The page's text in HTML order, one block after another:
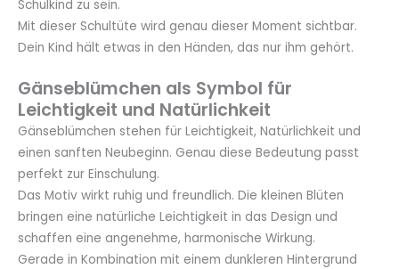
Schulkind zu sein.
Mit dieser Schultüte wird genau dieser Moment sichtbar.
Dein Kind hält etwas in den Händen, das nur ihm gehört.
Gänseblümchen als Symbol für
Leichtigkeit und Natürlichkeit
Gänseblümchen stehen für Leichtigkeit, Natürlichkeit und
einen sanften Neubeginn. Genau diese Bedeutung passt
perfekt zur Einschulung.
Das Motiv wirkt ruhig und freundlich. Die kleinen Blüten
bringen eine natürliche Leichtigkeit in das Design und
schaffen eine angenehme, harmonische Wirkung.
Gerade in Kombination mit einem dunkleren Hintergrund